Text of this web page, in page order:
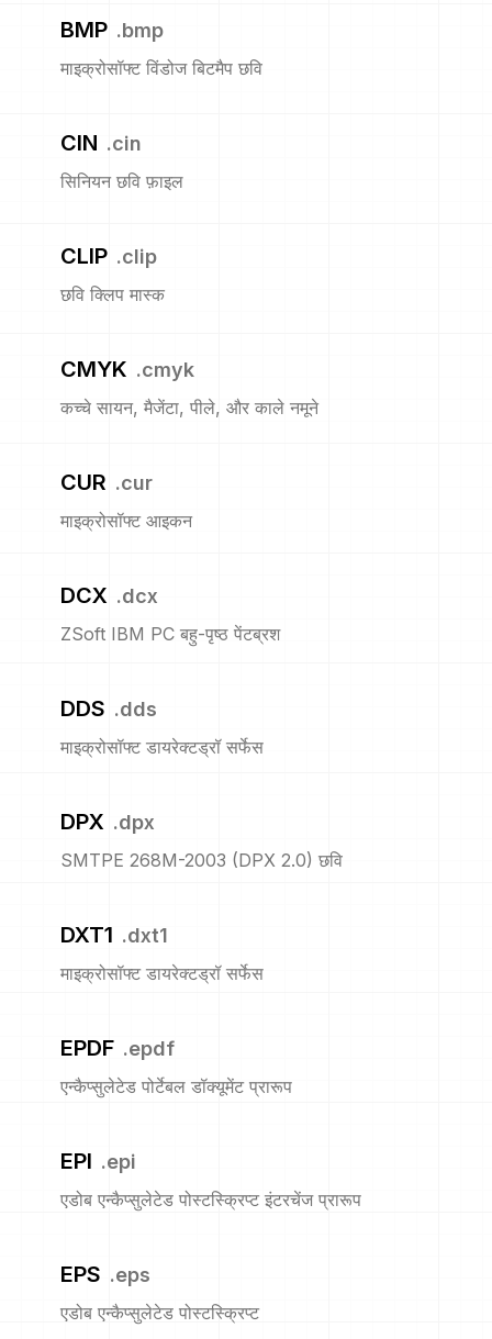
BMP .bmp
माइक्रोसॉफ्ट विंडोज बिटमैप छवि
CIN .cin
सिनियन छवि फ़ाइल
CLIP .clip
छवि क्लिप मास्क
CMYK .cmyk
कच्चे सायन, मैजेंटा, पीले, और काले नमूने
CUR .cur
माइक्रोसॉफ्ट आइकन
DCX .dcx
ZSoft IBM PC बहु-पृष्ठ पेंटब्रश
DDS .dds
माइक्रोसॉफ्ट डायरेक्टड्रॉ सर्फेस
DPX .dpx
SMTPE 268M-2003 (DPX 2.0) छवि
DXT1 .dxt1
माइक्रोसॉफ्ट डायरेक्टड्रॉ सर्फेस
EPDF .epdf
एन्कैप्सुलेटेड पोर्टेबल डॉक्यूमेंट प्रारूप
EPI .epi
एडोब एन्कैप्सुलेटेड पोस्टस्क्रिप्ट इंटरचेंज प्रारूप
EPS .eps
एडोब एन्कैप्सुलेटेड पोस्टस्क्रिप्ट